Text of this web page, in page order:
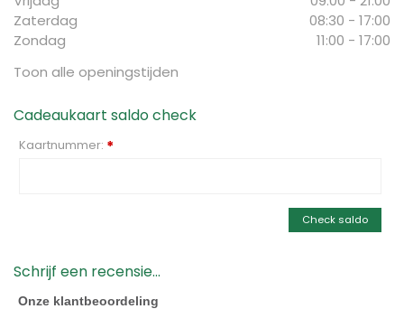
Zaterdag
08:30 - 17:00
Zondag
11:00 - 17:00
Toon alle openingstijden
Cadeaukaart saldo check
Kaartnummer: *
Check saldo
Schrijf een recensie...